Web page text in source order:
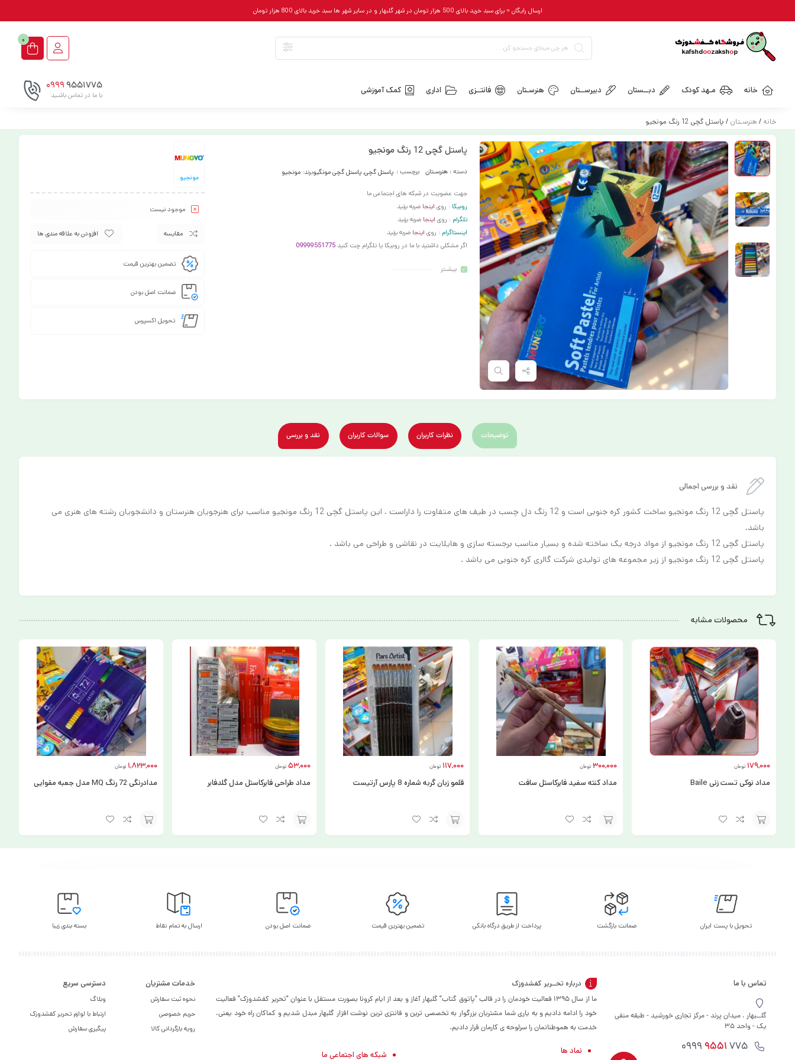
ارسال رایگان = برای سبد خرید بالای 500 هزار تومان در شهر گلبهار و در سایر شهر ها سبد خرید بالای 800 هزار تومان
0
خانه مـهد کودک دبــستان دبیرســتان هنرسـتان فانتــزی اداری کمک آموزشی 9551775
0999
با ما در تماس باشـید
خانه / هنرسـتان / پاستل گچی 12 رنگ مونجیو
پاستل گچی 12 رنگ مونجیو
دسته :هنرسـتان برچسب : پاستل گچی,پاستل گچی مونگیوبرند:مونجیو
جهت عضویت در شبکه های اجتماعی ما
روبیکا : روی اینجا ضربه بزنید
تلگرام : روی اینجا ضربه بزنید
اینستاگرام : روی اینجا ضربه بزنید
اگر مشکلی داشتید با ما در روبیکا یا تلگرام چت کنید09999551775
بیشـتر
مونجیو
موجود نیست
مقایسه افزودن به علاقه مندی ها
تضمین بهترین قیمت
ضمانت اصل بودن
تحویل اکسپرس
توضیحات نظرات کاربران سوالات کاربران نقد و بررسی
نقد و بررسی اجمالی
پاستل گچی 12 رنگ مونجیو ساخت کشور کره جنوبی است و 12 رنگ دل چسب در طیف های متفاوت را داراست . این پاستل گچی 12 رنگ مونجیو مناسب برای هنرجویان هنرستان و دانشجویان رشته های هنری می
باشد.
پاستل گچی 12 رنگ مونجیو از مواد درجه یک ساخته شده و بسیار مناسب برجسته سازی و هایلایت در نقاشی و طراحی می باشد .
پاستل گچی 12 رنگ مونجیو از زیر مجموعه های تولیدی شرکت گالری کره جنوبی می باشد .
محصولات مشابه
179,000 تومان
مداد نوکی تست زنی Baile
افزودن
300,000 تومان
مداد کنته سفید فابرکاستل سافت
افزودن
117,000 تومان
قلمو زبان گربه شماره 8 پارس آرتیست
افزودن
53,000 تومان
مداد طراحی فابرکاستل مدل گلدفابر
انتخاب
1,823,000 تومان
مدادرنگی 72 رنگ MQ مدل جعبه مقوایی
افزودن
تحویل با پست ایران ضمانت بازگشت پرداخت از طریق درگاه بانکی تضمین بهترین قیمت ضمانت اصل بودن ارسال به تمام نقاط بسته بندی زیبا
تماس با ما
گلــبهار ، میدان پرند - مرکز تجاری خورشید - طبقه منفی
یک - واحد 35
9551775 0999
درباره تحــریر کفشدوزک
ما از سال ۱۳۹۵ فعالیت خودمان را در قالب "پاتوق گتاب" گلبهار آغاز و بعد از ایام کرونا بصورت مستقل با عنوان "تحریر کفشدوزک" فعالیت
خود را ادامه دادیم و به یاری شما مشتریان بزرگوار به تخصصی ترین و فانتزی ترین نوشت افزار گلبهار مبدل شدیم و کماکان راه خود یعنی،
خدمت به هموطنانمان را سرلوحه ی کارمان قرار دادیم.
نماد ها شبکه های اجتماعی ما
خدمات مشتریان
نحوه ثبت سفارش
حریم خصوصی
رویه بازگردانی کالا
دسترسی سریع
وبلاگ
ارتباط با لوازم تحریر کفشدوزک
پیگیری سفارش